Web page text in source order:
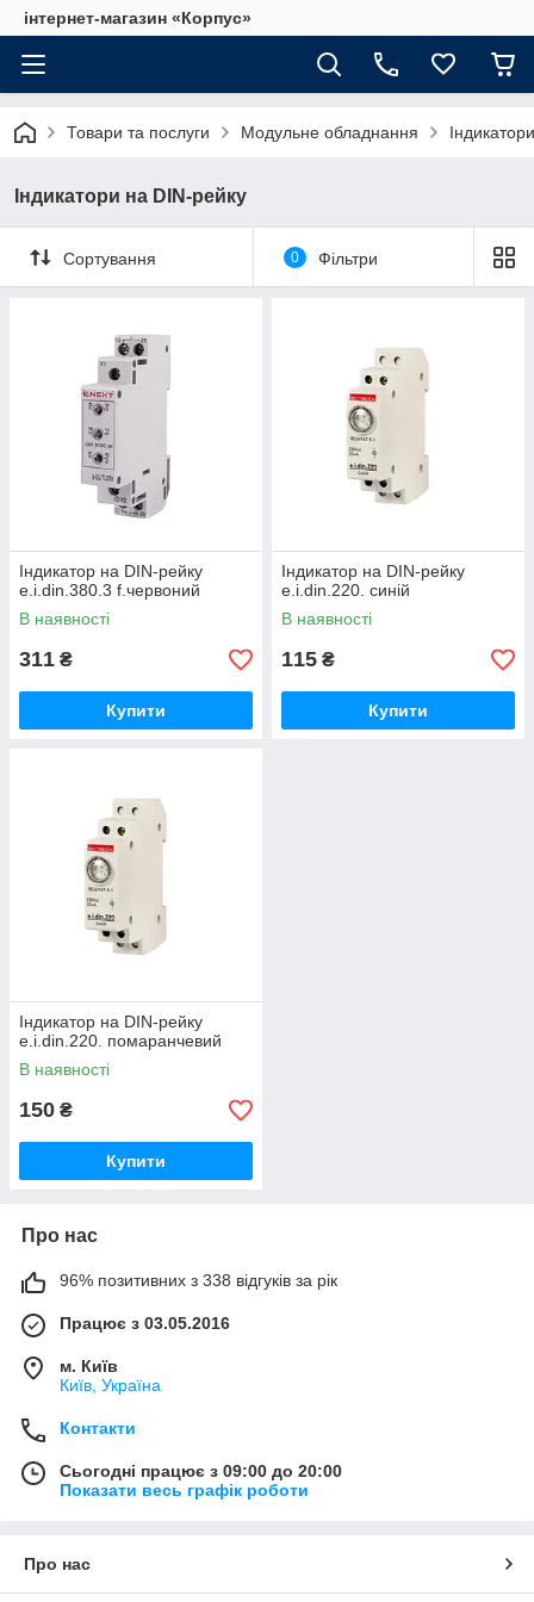
інтернет-магазин «Корпус»
Товари та послуги Модульне обладнання
Індикатори на DIN-рейку
Сортування 0 Фільтри
Індикатор на DIN-рейку
e.i.din.380.3 f.червоний
В наявності
311 ₴
Купити
Індикатор на DIN-рейку
e.i.din.220. синій
В наявності
115 ₴
Купити
Індикатор на DIN-рейку
e.i.din.220. помаранчевий
В наявності
150 ₴
Купити
Про нас
96% позитивних з 338 відгуків за рік
Працює з 03.05.2016
м. Київ
Київ, Україна
Контакти
Сьогодні працює з 09:00 до 20:00
Показати весь графік роботи
Про нас